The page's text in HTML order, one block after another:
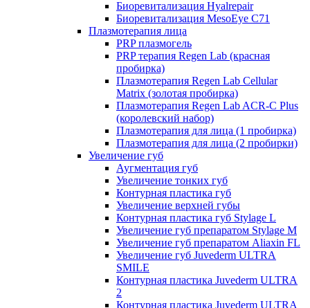
Биоревитализация Hyalrepair
Биоревитализация MesoEye C71
Плазмотерапия лица
PRP плазмогель
PRP терапия Regen Lab (красная
пробирка)
Плазмотерапия Regen Lab Cellular
Matrix (золотая пробирка)
Плазмотерапия Regen Lab ACR-C Plus
(королевский набор)
Плазмотерапия для лица (1 пробирка)
Плазмотерапия для лица (2 пробирки)
Увеличение губ
Аугментация губ
Увеличение тонких губ
Контурная пластика губ
Увеличение верхней губы
Контурная пластика губ Stylage L
Увеличение губ препаратом Stylage M
Увеличение губ препаратом Aliaxin FL
Увеличение губ Juvederm ULTRA
SMILE
Контурная пластика Juvederm ULTRA
2
Контурная пластика Juvederm ULTRA